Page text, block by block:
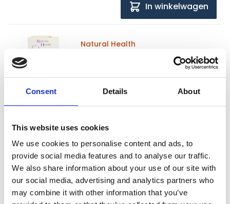
Consent Details About
This website uses cookies
We use cookies to personalise content and ads, to
provide social media features and to analyse our traffic.
We also share information about your use of our site with
our social media, advertising and analytics partners who
may combine it with other information that you’ve
In winkelwagen
Natural Health
Natural Health Dog Steamed
7x 395 gram
zelfde werkdag verzonden
€18,50
In winkelwagen
Natural Health